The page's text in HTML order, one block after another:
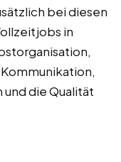
bei diesen
in
und die Qualität